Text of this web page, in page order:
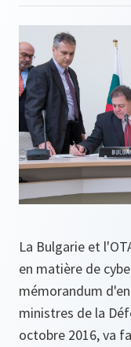
La Bulgarie et
en matière de
mémorandum
ministres de la
octobre 2016, va